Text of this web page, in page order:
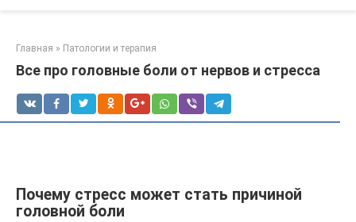
Главная » Патологии и терапия
Все про головные боли от нервов и стресса
Почему стресс может стать причиной
головной боли